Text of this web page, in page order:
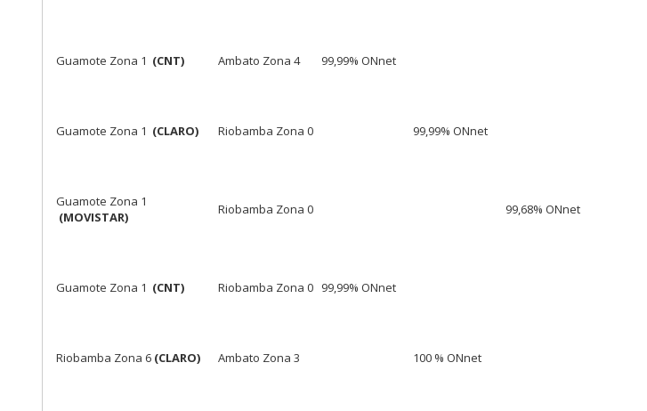
Guamote Zona 1 (CNT) Ambato Zona 4 99,99% ONnet
Guamote Zona 1 (CLARO) Riobamba Zona 0 99,99% ONnet
Guamote Zona 1
(MOVISTAR)
Riobamba Zona 0 99,68% ONnet
Guamote Zona 1 (CNT) Riobamba Zona 0 99,99% ONnet
Riobamba Zona 6 (CLARO) Ambato Zona 3 100 % ONnet